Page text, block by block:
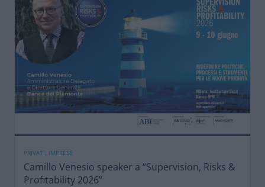
PRIVATI, IMPRESE
Camillo Venesio speaker a “Supervision, Risks &
Profitability 2026”